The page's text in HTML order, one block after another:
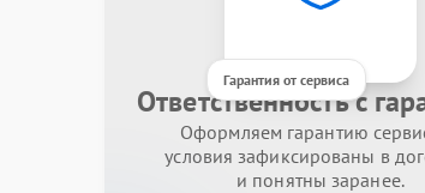
Гарантия от сервиса
Ответственность с
Оформляем гарантию
условия зафиксированы в
и понятны заранее.